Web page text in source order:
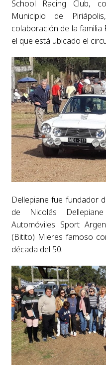
School Racing Club,
Municipio de
colaboración de la
el que está ubicado el
Dellepiane fue fundador
de Nicolás
Automóviles Sport
(Bitito) Mieres famoso
década del 50.